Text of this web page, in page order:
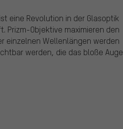
eine Revolution in der Glasoptik
Prizm-Objektive maximieren den
einzelnen Wellenlängen werden
werden, die das bloße Auge